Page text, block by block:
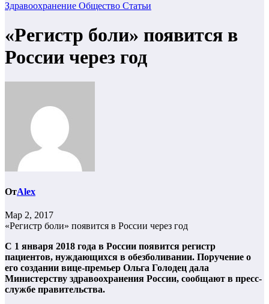
Здравоохранение Общество Статьи
«Регистр боли» появится в
России через год
ОтAlex
Мар 2, 2017
«Регистр боли» появится в России через год
С 1 января 2018 года в России появится регистр
пациентов, нуждающихся в обезболивании. Поручение о
его создании вице-премьер Ольга Голодец дала
Министерству здравоохранения России, сообщают в пресс-
службе правительства.